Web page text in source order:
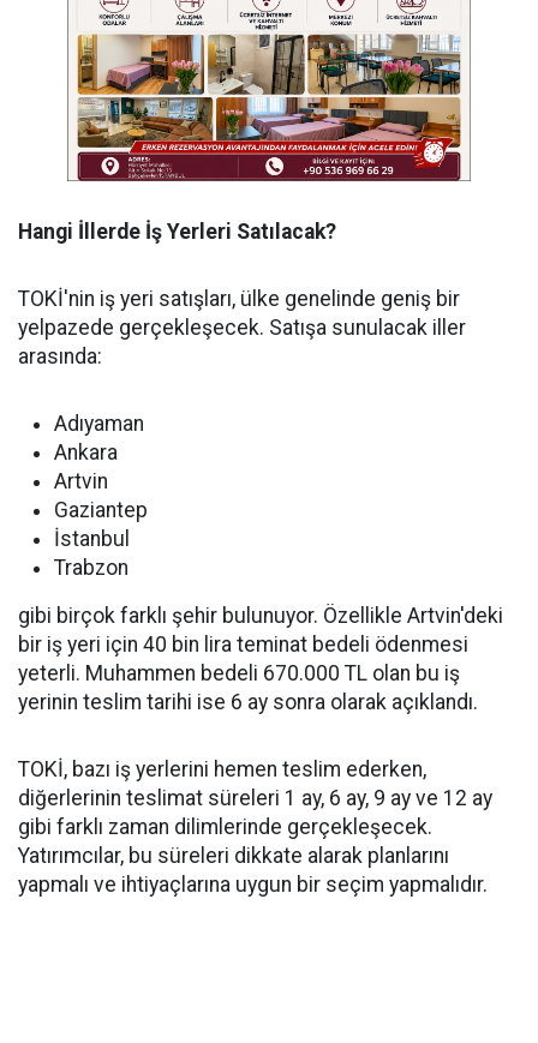
Hangi İllerde İş Yerleri Satılacak?
TOKİ'nin iş yeri satışları, ülke genelinde geniş bir
yelpazede gerçekleşecek. Satışa sunulacak iller
arasında:
Adıyaman
Ankara
Artvin
Gaziantep
İstanbul
Trabzon
gibi birçok farklı şehir bulunuyor. Özellikle Artvin'deki
bir iş yeri için 40 bin lira teminat bedeli ödenmesi
yeterli. Muhammen bedeli 670.000 TL olan bu iş
yerinin teslim tarihi ise 6 ay sonra olarak açıklandı.
TOKİ, bazı iş yerlerini hemen teslim ederken,
diğerlerinin teslimat süreleri 1 ay, 6 ay, 9 ay ve 12 ay
gibi farklı zaman dilimlerinde gerçekleşecek.
Yatırımcılar, bu süreleri dikkate alarak planlarını
yapmalı ve ihtiyaçlarına uygun bir seçim yapmalıdır.